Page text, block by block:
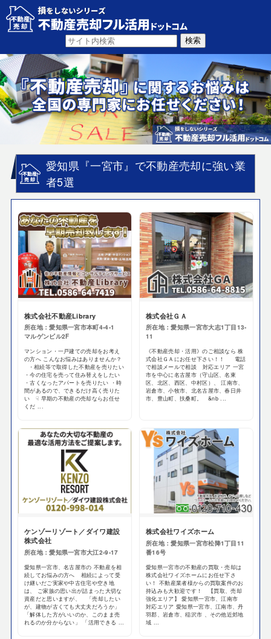
愛知県『一宮市』で不動産売却に強い業
者5選
株式会社不動産Library
所在地：愛知県一宮市本町4-4-1
マルゲンビル2F
マンション・一戸建ての売却をお考え
の方へ こんなお悩みはありませんか？
・相続等で取得した不動産を売りたい
・今の住宅を売って住み替えをしたい
・古くなったアパートを売りたい ・時
間があるので、できるだけ高く売りた
い ☟ 早期の不動産の売却ならお任せ
くだ ...
株式会社ＧＡ
所在地：愛知県一宮市大志1丁目13-
11
《不動産売却・活用》のご相談なら 株
式会社ＧＡにお任せ下さい！！ 電話
で相談メールで相談 対応エリア 一宮
市を中心に名古屋市（守山区、名東
区、北区、西区、中村区）、 江南市、
岩倉市、小牧市、北名古屋市、春日井
市、豊山町、扶桑町。 &nb ...
ケンゾーリゾート／ダイワ建設
株式会社
所在地：愛知県一宮市大江2-9-17
愛知県一宮市、名古屋市の 不動産を相
続してお悩みの方へ 相続によって受
け継いだご実家や中古住宅や空き地
は、 ご家族の思い出が詰まった大切な
資産だと思いますが、 「売却したい
が、建物が古くても大丈夫だろうか」
「解体した方がいいのか、このまま売
れるのか分からない」 「活用できる ...
株式会社ワイズホーム
所在地：愛知県一宮市松降1丁目11
番16号
愛知県一宮市の不動産の買取・売却は
株式会社ワイズホームにお任せ下さ
い！ 不動産業者様からの買取案件のお
持込みも大歓迎です！ 【買取、売却
強化エリア】 愛知県一宮市、江南市
対応エリア 愛知県一宮市、江南市、丹
羽郡、岩倉市、稲沢市 、その他近郊地
域 ...